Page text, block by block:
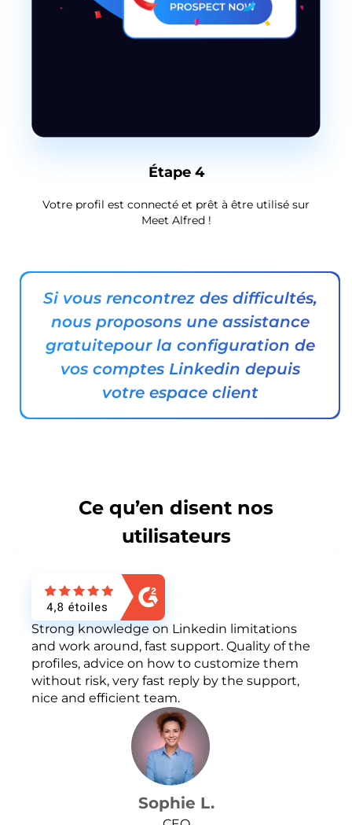
Étape 4
Votre profil est connecté et prêt à être utilisé sur
Meet Alfred !
Si vous rencontrez des difficultés,
nous proposons une assistance
gratuitepour la configuration de
vos comptes Linkedin depuis
votre espace client
Ce qu’en disent nos
utilisateurs
Strong knowledge on Linkedin limitations
and work around, fast support. Quality of the
profiles, advice on how to customize them
without risk, very fast reply by the support,
nice and efficient team.
Sophie L.